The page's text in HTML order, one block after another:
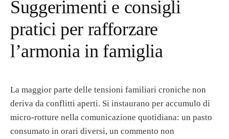
Suggerimenti e consigli
pratici per rafforzare
l’armonia in famiglia
La maggior parte delle tensioni familiari croniche non
deriva da conflitti aperti. Si instaurano per accumulo di
micro-rotture nella comunicazione quotidiana: un pasto
consumato in orari diversi, un commento non